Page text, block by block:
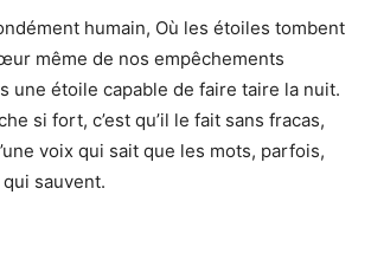
humain, Où les étoiles tombent
même de nos empêchements
une étoile capable de faire taire la nuit.
si fort, c’est qu’il le fait sans fracas,
voix qui sait que les mots, parfois,
sauvent.